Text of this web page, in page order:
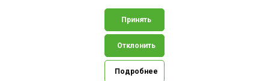
©2026. ЗАСО «Промтрансинвест», 220026, Республика
Беларусь, г. Минск, ул. Плеханова, 8. УНП 100357923
Принять
Отклонить
Подробнее